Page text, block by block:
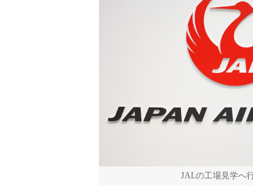
JALの工場見学へ